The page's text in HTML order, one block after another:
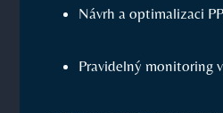
Návrh a optimalizaci
Pravidelný monitoring